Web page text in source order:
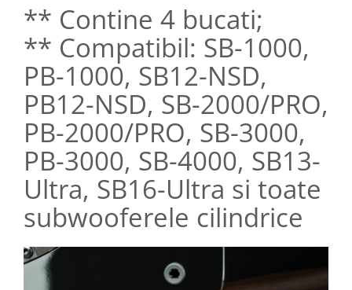
** Contine 4 bucati;
** Compatibil: SB-1000,
PB-1000, SB12-NSD,
PB12-NSD, SB-2000/PRO,
PB-2000/PRO, SB-3000,
PB-3000, SB-4000, SB13-
Ultra, SB16-Ultra si toate
subwooferele cilindrice